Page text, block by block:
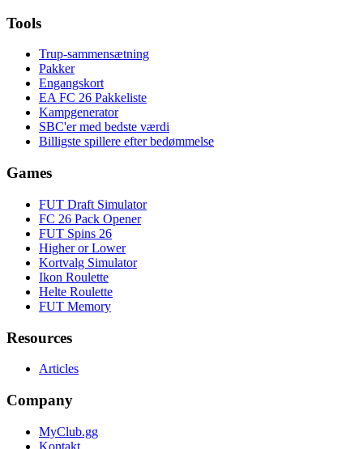
Tools
Trup-sammensætning
Pakker
Engangskort
EA FC 26 Pakkeliste
Kampgenerator
SBC'er med bedste værdi
Billigste spillere efter bedømmelse
Games
FUT Draft Simulator
FC 26 Pack Opener
FUT Spins 26
Higher or Lower
Kortvalg Simulator
Ikon Roulette
Helte Roulette
FUT Memory
Resources
Articles
Company
MyClub.gg
Kontakt